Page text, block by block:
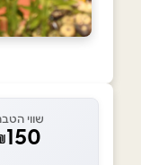
שווי
150